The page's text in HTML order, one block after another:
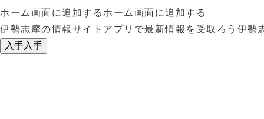
ホーム画面に追加する ホーム画面に追加する
伊勢志摩の情報サイトアプリで最新情報を受取ろう 伊勢
入手入手